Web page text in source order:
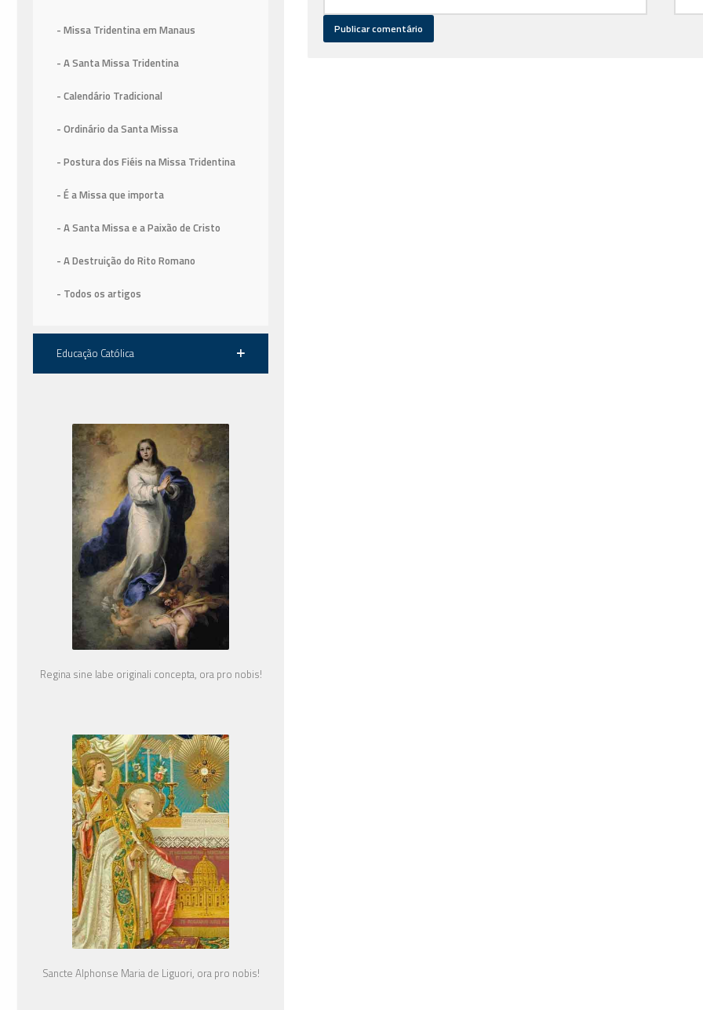
- Missa Tridentina em Manaus
- A Santa Missa Tridentina
- Calendário Tradicional
- Ordinário da Santa Missa
- Postura dos Fiéis na Missa Tridentina
- É a Missa que importa
- A Santa Missa e a Paixão de Cristo
- A Destruição do Rito Romano
- Todos os artigos
Educação Católica
Regina sine labe originali concepta, ora pro nobis!
Sancte Alphonse Maria de Liguori, ora pro nobis!